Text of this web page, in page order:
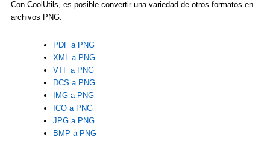
Con CoolUtils, es posible convertir una variedad de otros formatos en
archivos PNG:
PDF a PNG
XML a PNG
VTF a PNG
DCS a PNG
IMG a PNG
ICO a PNG
JPG a PNG
BMP a PNG